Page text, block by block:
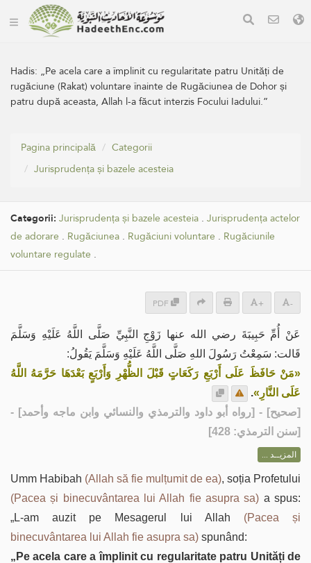
Hadis: „Pe acela care a împlinit cu regularitate patru Unități de
rugăciune (Rakat) voluntare înainte de Rugăciunea de Dohor și
patru după aceasta, Allah l-a făcut interzis Focului Iadului.”
Pagina principală
Categorii
Jurisprudența și bazele acesteia
Categorii: Jurisprudența și bazele acesteia . Jurisprudența actelor
de adorare . Rugăciunea . Rugăciuni voluntare . Rugăciunile
voluntare regulate .
PDF + -
عَنْ أُمِّ حَبِيبَةَ رضي الله عنها زَوْجِ النَّبِيِّ صَلَّى اللَّهُ عَلَيْهِ وَسَلَّمَ
قَالت: سَمِعْتُ رَسُولَ اللهِ صَلَّى اللَّهُ عَلَيْهِ وَسَلَّمَ يَقُولُ:
«مَنْ حَافَظَ عَلَى أَرْبَعِ رَكَعَاتٍ قَبْلَ الظُّهْرِ وَأَرْبَعٍ بَعْدَهَا حَرَّمَهُ اللَّهُ
عَلَى النَّارِ».
[صحيح] - [رواه أبو داود والترمذي والنسائي وابن ماجه وأحمد] -
[سنن الترمذي: 428]
المزيــد ...
Umm Habibah (Allah să fie mulțumit de ea), soția Profetului
(Pacea și binecuvântarea lui Allah fie asupra sa) a spus:
„L-am auzit pe Mesagerul lui Allah (Pacea și
binecuvântarea lui Allah fie asupra sa) spunând:
„Pe acela care a împlinit cu regularitate patru Unități de